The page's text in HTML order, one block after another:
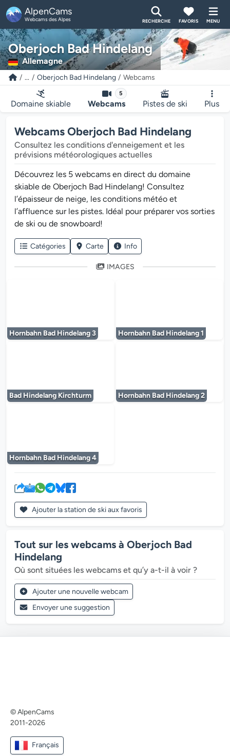
AlpenCams
Webcams des Alpes RECHERCHE FAVORIS MENU
Oberjoch Bad Hindelang
Allemagne
... Oberjoch Bad Hindelang Webcams
Domaine skiable
5
Webcams Pistes de ski Plus
Webcams Oberjoch Bad Hindelang
Consultez les conditions d'enneigement et les
prévisions météorologiques actuelles
Découvrez les 5 webcams en direct du domaine
skiable de Oberjoch Bad Hindelang! Consultez
l’épaisseur de neige, les conditions météo et
l’affluence sur les pistes. Idéal pour préparer vos sorties
de ski ou de snowboard!
Catégories Carte Info
IMAGES
Hornbahn Bad Hindelang 3 Hornbahn Bad Hindelang 1
Bad Hindelang Kirchturm Hornbahn Bad Hindelang 2
Hornbahn Bad Hindelang 4
Ajouter la station de ski aux favoris
Tout sur les webcams à Oberjoch Bad
Hindelang
Où sont situées les webcams et qu’y a-t-il à voir ?
Ajouter une nouvelle webcam
Envoyer une suggestion
© AlpenCams
2011-2026
Français